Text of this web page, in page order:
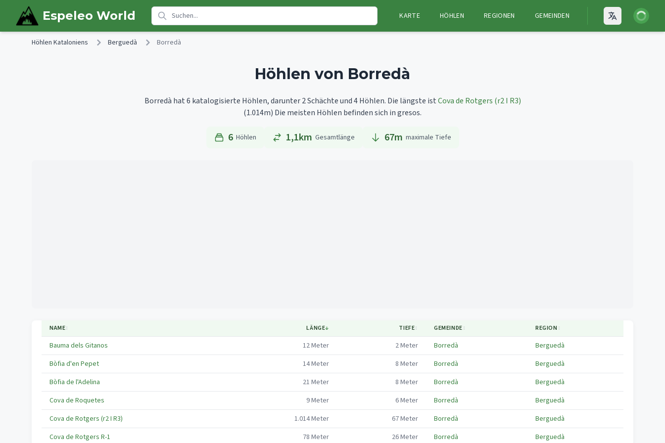
Skip to main content
Espeleo World KARTE HÖHLEN REGIONEN GEMEINDEN Open
Anmelden
Höhlen Kataloniens Berguedà Borredà
Höhlen von Borredà
Borredà hat 6 katalogisierte Höhlen, darunter 2 Schächte und 4 Höhlen. Die längste istCova de Rotgers (r2 I R3)
(1.014m) Die meisten Höhlen befinden sich in gresos.
6 Höhlen 1,1km Gesamtlänge 67m maximale Tiefe
NAME↕ LÄNGE↓ TIEFE↕ GEMEINDE↕ REGION ↕
Bauma dels Gitanos 12Meter 2Meter Borredà
Berguedà
Bòfia d'en Pepet
14Meter 8 Meter Borredà
Berguedà
Bòfia de l'Adelina
21 Meter 8 Meter Borredà
Berguedà
Cova de Roquetes
9Meter 6Meter Borredà
Berguedà
Cova de Rotgers (r2 I R3)
1.014Meter 67Meter Borredà
Berguedà
Cova de Rotgers R-1
78 Meter 26Meter Borredà Berguedà